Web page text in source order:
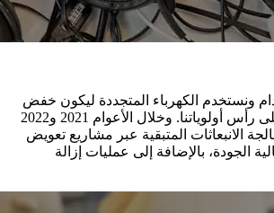
ونستخدم الكهرباء المتجددة ليكون خفض
الانبعاثات الكربونية على رأس أولوياتنا. وخلال الأعوام 2021 و2022
معالجة الانبعاثات المتبقية عبر مشاريع تعويض
الجودة، بالإضافة إلى عمليات إزالة